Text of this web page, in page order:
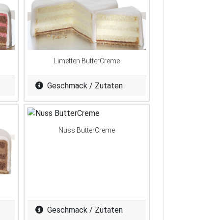
Limetten ButterCreme
Geschmack / Zutaten
Nuss ButterCreme
Geschmack / Zutaten